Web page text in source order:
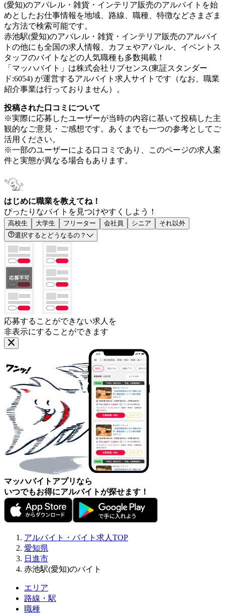
(愛知)のアパレル・雑貨・インテリア販売のアルバイトを始
めとしたお仕事情報を地域、路線、職種、特徴などさまざま
な方法で検索可能です。
赤池駅(愛知)のアパレル・雑貨・インテリア販売のアルバイ
トの他にも全国の求人情報、カフェやアパレル、イベントス
タッフのバイトなどの人気職種も多数掲載！
「マッハバイト」は株式会社リブセンス(東証スタンダー
ド:6054) が運営するアルバイト求人サイトです（なお、職業
紹介事業は行っておりません）。
投稿された口コミについて
※実際に応募したユーザーが当時の内容に基いて投稿した主
観的なご意見・ご感想です。あくまでも一つの参考としてご
活用ください。
※一部のユーザーによる口コミであり、このページの求人案
件と実態が異なる場合もあります。
はじめに職業を教えてね！
ぴったりなバイトを見つけやすくしよう！
高校生 大学生 フリーター 会社員 シニア
それ以外
選択するとどうなるの？
応募することができない求人を
非表示にすることができます
マッハバイトアプリなら
いつでもお得にアルバイトが探せます！
アルバイト・バイト求人TOP
愛知県
日進市
赤池駅(愛知)のバイト
エリア
路線・駅
職種